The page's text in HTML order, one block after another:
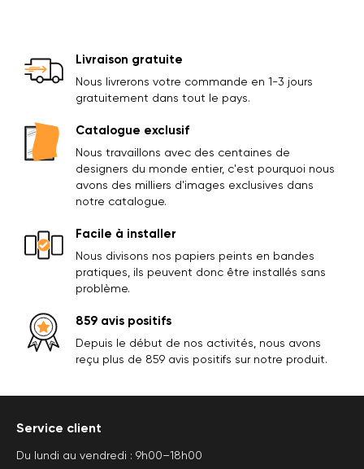
Livraison gratuite
Nous livrerons votre commande en 1-3 jours
gratuitement dans tout le pays.
Catalogue exclusif
Nous travaillons avec des centaines de
designers du monde entier, c'est pourquoi nous
avons des milliers d'images exclusives dans
notre catalogue.
Facile à installer
Nous divisons nos papiers peints en bandes
pratiques, ils peuvent donc être installés sans
problème.
859 avis positifs
Depuis le début de nos activités, nous avons
reçu plus de 859 avis positifs sur notre produit.
Service client
Du lundi au vendredi : 9h00–18h00